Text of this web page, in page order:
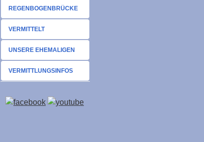
REGENBOGENBRÜCKE
VERMITTELT
UNSERE EHEMALIGEN
VERMITTLUNGSINFOS